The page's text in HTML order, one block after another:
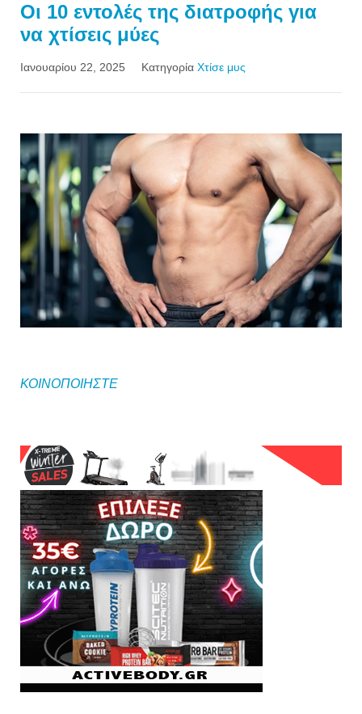
Οι 10 εντολές της διατροφής για
να χτίσεις μύες
Ιανουαρίου 22, 2025 Κατηγορία Χτίσε μυς
ΚΟΙΝΟΠΟΙΗΣΤΕ